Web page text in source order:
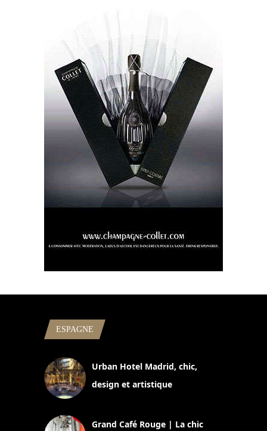
ESPAGNE
Urban Hotel Madrid, chic,
design et artistique
Grand Café Rouge | La chic